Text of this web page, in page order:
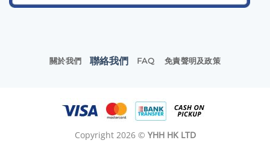
關於我們 聯絡我們 FAQ 免責聲明及政策
Copyright 2026 © YHH HK LTD